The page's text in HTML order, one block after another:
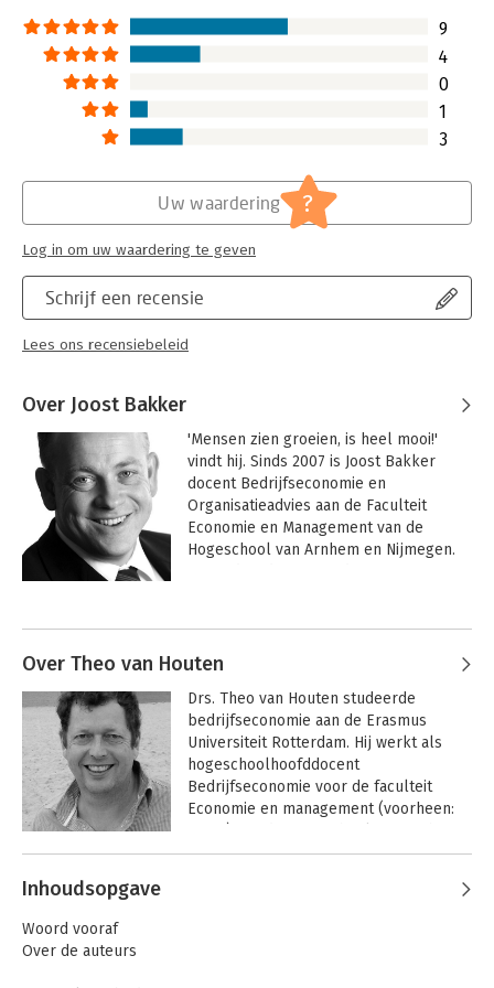
9
4
0
1
3
Schrijf een recensie
Lees ons recensiebeleid
Uw waardering ?
Log in om uw waardering te geven
Over Joost Bakker
'Mensen zien groeien, is heel mooi!'
vindt hij. Sinds 2007 is Joost Bakker
docent Bedrijfseconomie en
Organisatieadvies aan de Faculteit
Economie en Management van de
Hogeschool van Arnhem en Nijmegen.
controller in de zorgsector en als
Zijn ambitie is de zachte kant van cijfers
nader te onderzoeken.
Aan de slag met
duurzame
bedrijfseconomie
Over Theo van Houten
Drs. Theo van Houten studeerde
bedrijfseconomie aan de Erasmus
Universiteit Rotterdam. Hij werkt als
hogeschoolhoofddocent
Bedrijfseconomie voor de faculteit
Economie en management (voorheen:
en Nijmegen. Het merendeel van zijn
Andere boeken door Theo van
Houten
Inhoudsopgave
Woord vooraf
Over de auteurs